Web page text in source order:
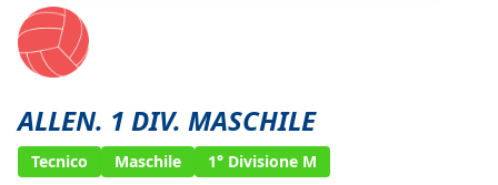
ALLEN. 1 DIV. MASCHILE
Tecnico Maschile 1° Divisione M